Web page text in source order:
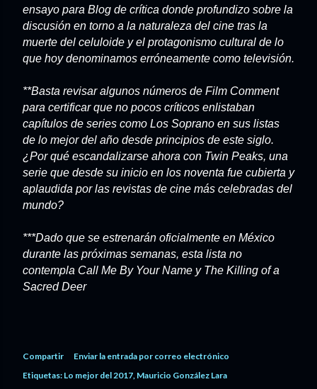
ensayo para Blog de crítica donde profundizo sobre la
discusión en torno a la naturaleza del cine tras la
muerte del celuloide y el protagonismo cultural de lo
que hoy denominamos erróneamente como televisión.
**Basta revisar algunos números de Film Comment
para certificar que no pocos críticos enlistaban
capítulos de series como Los Soprano en sus listas
de lo mejor del año desde principios de este siglo.
¿Por qué escandalizarse ahora con Twin Peaks, una
serie que desde su inicio en los noventa fue cubierta y
aplaudida por las revistas de cine más celebradas del
mundo?
***Dado que se estrenarán oficialmente en México
durante las próximas semanas, esta lista no
contempla Call Me By Your Name y The Killing of a
Sacred Deer
Compartir
Enviar la entrada por correo electrónico
Etiquetas: Lo mejor del 2017 Mauricio González Lara